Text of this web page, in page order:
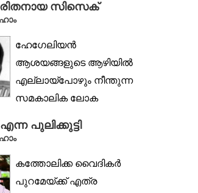
മത്തേവുസാശാരിയും...
സിസെക്
ഹേഗേലിയൻ
ആശയങ്ങളുടെ ആഴിയിൽ
എല്ലായ്‌പോഴും നീന്തുന്ന
സമകാലിക ലോക
സിസെക്. ഹേഗേലിന്റെ...
പുലിക്കുട്ടി
കത്തോലിക്ക വൈദികർ
പുറമേയ്ക്ക് എത്ര